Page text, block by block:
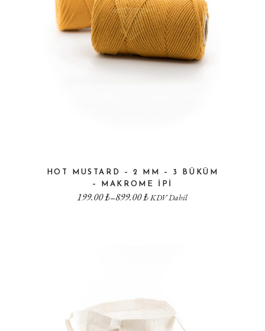
HOT MUSTARD – 2 MM – 3 BÜKÜM
– MAKROME IPI
199.00₺–899.00₺KDV Dahil